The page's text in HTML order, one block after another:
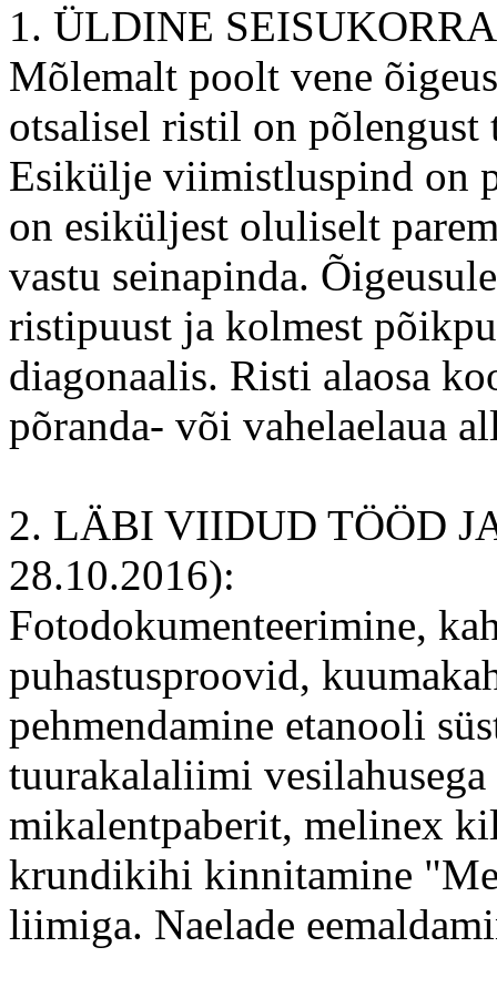
1. ÜLDINE
Mõlemalt poolt vene
otsalisel ristil on
Esikülje viimistluspind on
on esiküljest oluliselt
vastu seinapinda.
ristipuust ja kolmest
diagonaalis. Risti alaosa
põranda- või vahelaelaua
2. LÄBI VIIDUD TÖÖD
28.10.2016):
Fotodokumenteerimine,
puhastusproovid,
pehmendamine etanooli
tuurakalaliimi
mikalentpaberit, melinex
krundikihi kinnitamine
liimiga. Naelade